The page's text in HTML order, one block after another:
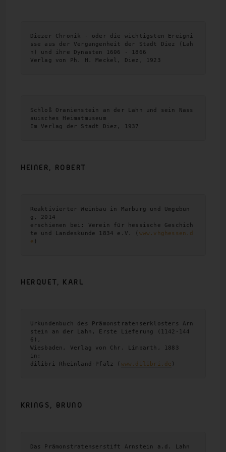
Diezer Chronik - oder die wichtigsten Ereigni
sse aus der Vergangenheit der Stadt Diez (Lah
n) und ihre Dynasten 1606 - 1866
Verlag von Ph. H. Meckel, Diez, 1923
Schloß Oranienstein an der Lahn und sein Nass
auisches Heimatmuseum
Im Verlag der Stadt Diez, 1937
HEINER, ROBERT
Reaktivierter Weinbau in Marburg und Umgebun
g, 2014
erschienen bei: Verein für hessische Geschich
te und Landeskunde 1834 e.V. ( www.vhghessen.d
e )
HERQUET, KARL
Urkundenbuch des Prämonstratenserklosters Arn
stein an der Lahn, Erste Lieferung (1142-144
6),
Wiesbaden, Verlag von Chr. Limbarth, 1883
in:
dilibri Rheinland-Pfalz ( www.dilibri.de )
KRINGS, BRUNO
Das Prämonstratenserstift Arnstein a.d. Lahn